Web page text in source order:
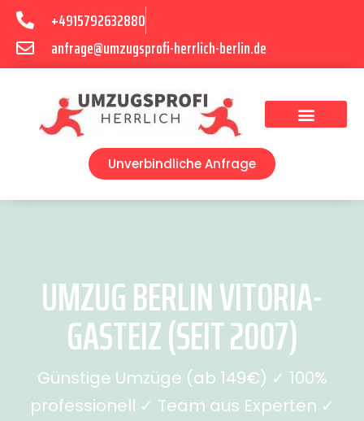
+4915792632880
anfrage@umzugsprofi-herrlich-berlin.de
Unverbindliche Anfrage
UMZUG BERLIN VITORIA-
GASTEIZ (SEIT 2007)
Günstige Umzüge (ab 149€) ✓ 100%
professionell ✓ Team aus Experten ✓